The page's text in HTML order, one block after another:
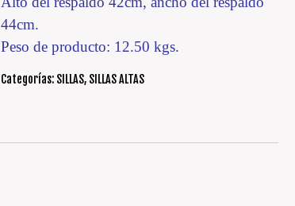
44cm.
Peso de producto: 12.50 kgs.
Categorías: SILLAS, SILLAS ALTAS